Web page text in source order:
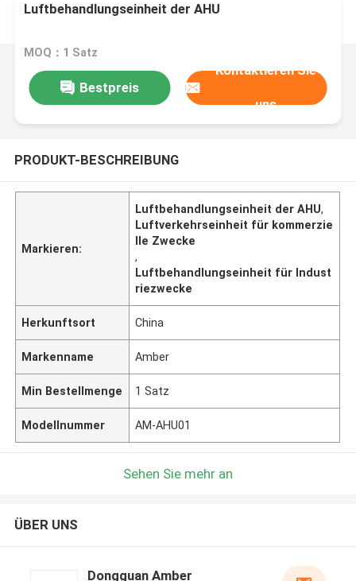
Luftbehandlungseinheit der AHU
MOQ：1 Satz
Bestpreis
Kontaktieren Sie
uns
PRODUKT-BESCHREIBUNG
Markieren:
Luftbehandlungseinheit der AHU,
Luftverkehrseinheit für kommerzie
lle Zwecke
,
Luftbehandlungseinheit für Indust
riezwecke
Herkunftsort China
Markenname Amber
Min Bestellmenge 1 Satz
Modellnummer AM-AHU01
Sehen Sie mehr an
ÜBER UNS
Dongguan Amber